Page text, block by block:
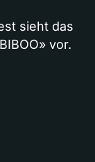
sieht das
vor.